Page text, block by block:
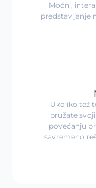
Moćni,
predstavljanje
Ukoliko
pružate
povećanju
savremeno